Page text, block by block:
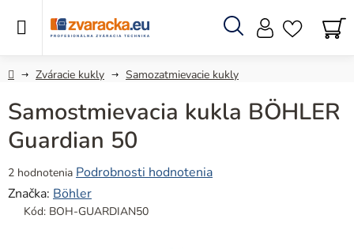
Hľadať
DomovZváracie kukly Samozatmievacie kukly
Samostmievacia kukla BÖHLER
Guardian 50
Priemerné
hodnotenie
produktu
2 hodnotenia Podrobnosti hodnotenia
Značka: Böhler
Kód: BOH-GUARDIAN50